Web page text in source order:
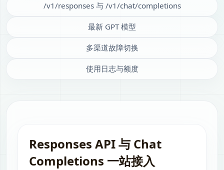
/v1/responses 与 /v1/chat/completions
最新 GPT 模型
多渠道故障切换
使用日志与额度
Responses API 与 Chat
Completions 一站接入